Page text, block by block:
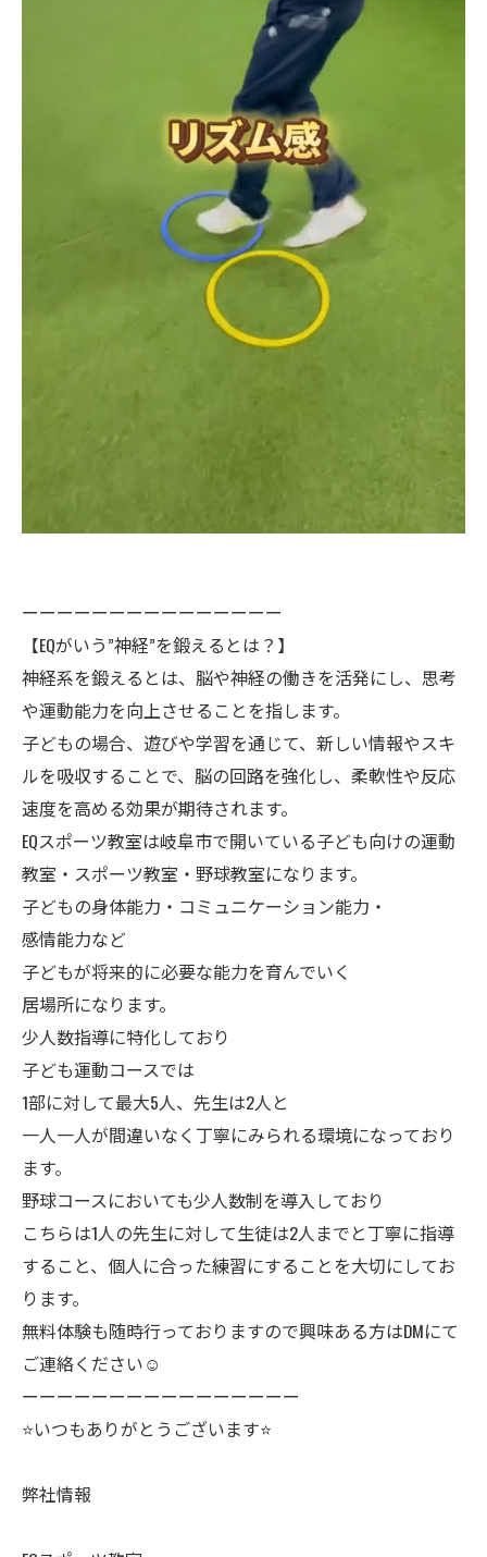
ーーーーーーーーーーーーーーー
【EQがいう”神経”を鍛えるとは？】
神経系を鍛えるとは、脳や神経の働きを活発にし、思考
や運動能力を向上させることを指します。
子どもの場合、遊びや学習を通じて、新しい情報やスキ
ルを吸収することで、脳の回路を強化し、柔軟性や反応
速度を高める効果が期待されます。
EQスポーツ教室は岐阜市で開いている子ども向けの運動
教室・スポーツ教室・野球教室になります。
子どもの身体能力・コミュニケーション能力・
感情能力など
子どもが将来的に必要な能力を育んでいく
居場所になります。
少人数指導に特化しており
子ども運動コースでは
1部に対して最大5人、先生は2人と
一人一人が間違いなく丁寧にみられる環境になっており
ます。
野球コースにおいても少人数制を導入しており
こちらは1人の先生に対して生徒は2人までと丁寧に指導
すること、個人に合った練習にすることを大切にしてお
ります。
無料体験も随時行っておりますので興味ある方はDMにて
ご連絡ください☺️
ーーーーーーーーーーーーーーーー
⭐️いつもありがとうございます⭐️
弊社情報